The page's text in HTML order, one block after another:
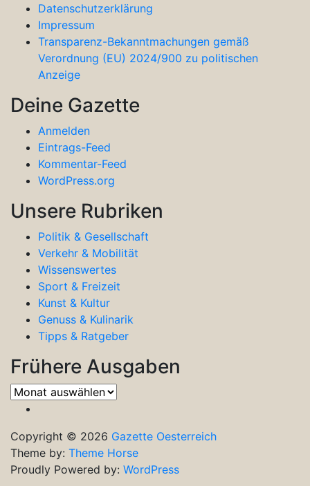
Datenschutzerklärung
Impressum
Transparenz-Bekanntmachungen gemäß
Verordnung (EU) 2024/900 zu politischen
Anzeige
Deine Gazette
Anmelden
Eintrags-Feed
Kommentar-Feed
WordPress.org
Unsere Rubriken
Politik & Gesellschaft
Verkehr & Mobilität
Wissenswertes
Sport & Freizeit
Kunst & Kultur
Genuss & Kulinarik
Tipps & Ratgeber
Frühere Ausgaben
Frühere
Ausgaben
Copyright © 2026 Gazette Oesterreich
Theme by: Theme Horse
Proudly Powered by: WordPress